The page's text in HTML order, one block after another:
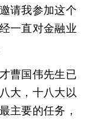
请我参加这个
一直对金融业
曹国伟先生已
大，十八大以
主要的任务，